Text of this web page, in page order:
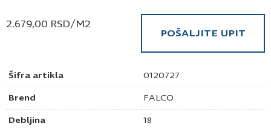
Šifra artikla 0120727
Brend FALCO
Debljina 18
2.679,00 RSD/M2
POŠALJITE UPIT